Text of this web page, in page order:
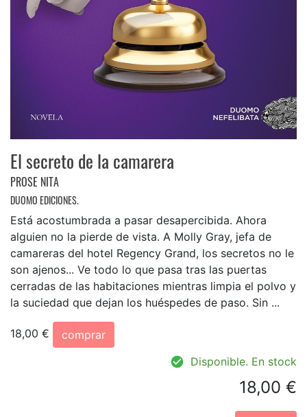
El secreto de la camarera
PROSE NITA
DUOMO EDICIONES.
Está acostumbrada a pasar desapercibida. Ahora
alguien no la pierde de vista. A Molly Gray, jefa de
camareras del hotel Regency Grand, los secretos no le
son ajenos... Ve todo lo que pasa tras las puertas
cerradas de las habitaciones mientras limpia el pol­vo y
la suciedad que dejan los huéspedes de paso. Sin ...
18,00 €
comprar
Disponible. En stock
18,00 €